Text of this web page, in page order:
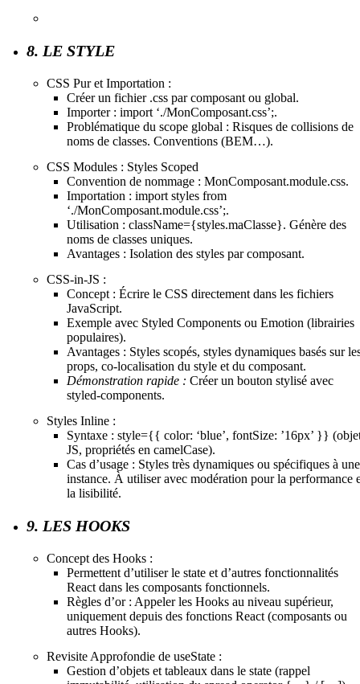
8. LE STYLE
CSS Pur et Importation :
Créer un fichier .css par composant ou global.
Importer : import ‘./MonComposant.css’;.
Problématique du scope global : Risques de collisions de
noms de classes. Conventions (BEM…).
CSS Modules : Styles Scoped
Convention de nommage : MonComposant.module.css.
Importation : import styles from
‘./MonComposant.module.css’;.
Utilisation : className={styles.maClasse}. Génère des
noms de classes uniques.
Avantages : Isolation des styles par composant.
CSS-in-JS :
Concept : Écrire le CSS directement dans les fichiers
JavaScript.
Exemple avec Styled Components ou Emotion (librairies
populaires).
Avantages : Styles scopés, styles dynamiques basés sur
props, co-localisation du style et du composant.
Démonstration rapide : Créer un bouton stylisé avec
styled-components.
Styles Inline :
Syntaxe : style={{ color: ‘blue’, fontSize: ’16px’ }}
JS, propriétés en camelCase).
Cas d’usage : Styles très dynamiques ou spécifiques à une
instance. À utiliser avec modération pour la performance
la lisibilité.
9. LES HOOKS
Concept des Hooks :
Permettent d’utiliser le state et d’autres fonctionnalités
React dans les composants fonctionnels.
Règles d’or : Appeler les Hooks au niveau supérieur,
uniquement depuis des fonctions React (composants ou
autres Hooks).
Revisite Approfondie de useState :
Gestion d’objets et tableaux dans le state (rappel